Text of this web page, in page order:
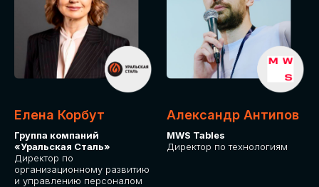
Елена Корбут
Группа компаний
«Уральская Сталь»
Директор по
организационному развитию
и управлению персоналом
Александр Антипов
MWS Tables
Директор по технологиям